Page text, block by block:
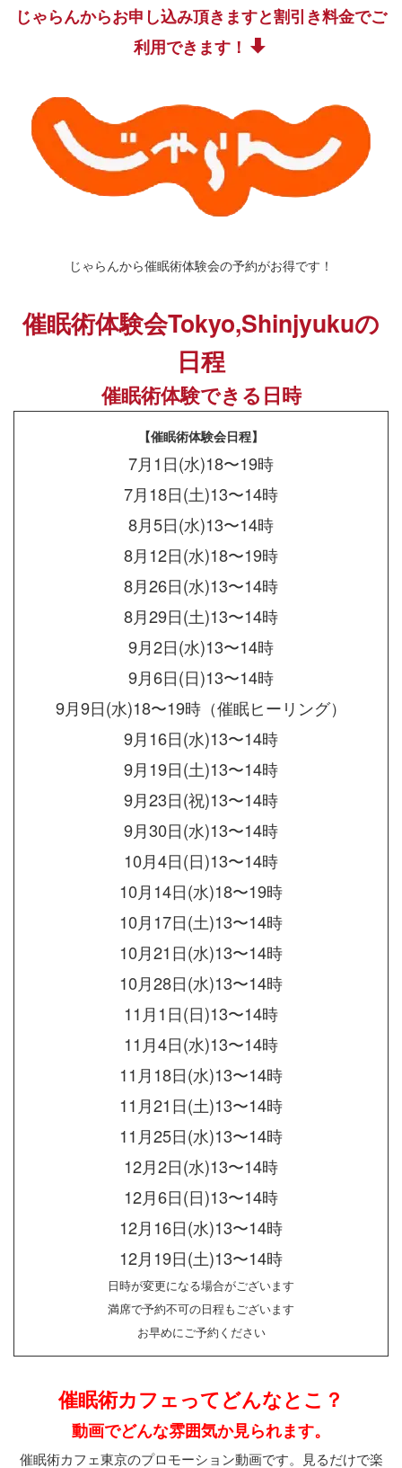
じゃらんからお申し込み頂きますと割引き料金でご
利用できます！
じゃらんから催眠術体験会の予約がお得です！
催眠術体験会Tokyo,Shinjyukuの
日程
催眠術体験できる日時
【催眠術体験会日程】
7月1日(水)18〜19時
7月18日(土)13〜14時
8月5日(水)13〜14時
8月12日(水)18〜19時
8月26日(水)13〜14時
8月29日(土)13〜14時
9月2日(水)13〜14時
9月6日(日)13〜14時
9月9日(水)18〜19時（催眠ヒーリング）
9月16日(水)13〜14時
9月19日(土)13〜14時
9月23日(祝)13〜14時
9月30日(水)13〜14時
10月4日(日)13〜14時
10月14日(水)18〜19時
10月17日(土)13〜14時
10月21日(水)13〜14時
10月28日(水)13〜14時
11月1日(日)13〜14時
11月4日(水)13〜14時
11月18日(水)13〜14時
11月21日(土)13〜14時
11月25日(水)13〜14時
12月2日(水)13〜14時
12月6日(日)13〜14時
12月16日(水)13〜14時
12月19日(土)13〜14時
日時が変更になる場合がございます
満席で予約不可の日程もございます
お早めにご予約ください
催眠術カフェってどんなとこ？
動画でどんな雰囲気か見られます。
催眠術カフェ東京のプロモーション動画です。見るだけで楽